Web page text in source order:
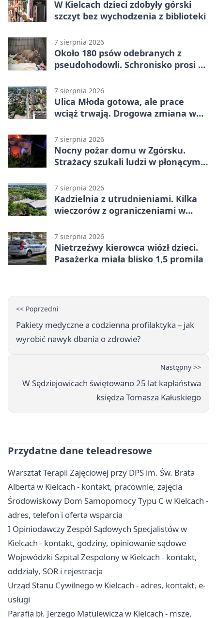
W Kielcach dzieci zdobyły górski
szczyt bez wychodzenia z biblioteki
7 sierpnia 2026
Około 180 psów odebranych z
pseudohodowli. Schronisko prosi o
7 sierpnia 2026
Ulica Młoda gotowa, ale prace
wciąż trwają. Drogowa zmiana w
7 sierpnia 2026
Nocny pożar domu w Zgórsku.
Strażacy szukali ludzi w płonącym
7 sierpnia 2026
Kadzielnia z utrudnieniami. Kilka
wieczorów z ograniczeniami w
7 sierpnia 2026
Nietrzeźwy kierowca wiózł dzieci.
Pasażerka miała blisko 1,5 promila
<< Poprzedni
Pakiety medyczne a codzienna profilaktyka – jak
wyrobić nawyk dbania o zdrowie?
Następny >>
W Sędziejowicach świętowano 25 lat kapłaństwa
księdza Tomasza Kałuskiego
Przydatne dane teleadresowe
Warsztat Terapii Zajęciowej przy DPS im. Św. Brata
Alberta w Kielcach - kontakt, pracownie, zajęcia
Środowiskowy Dom Samopomocy Typu C w Kielcach -
adres, telefon i oferta wsparcia
I Opiniodawczy Zespół Sądowych Specjalistów w
Kielcach - kontakt, godziny, opiniowanie sądowe
Wojewódzki Szpital Zespolony w Kielcach - kontakt,
oddziały, SOR i rejestracja
Urząd Stanu Cywilnego w Kielcach - adres, kontakt, e-
usługi
Parafia bł. Jerzego Matulewicza w Kielcach - msze,